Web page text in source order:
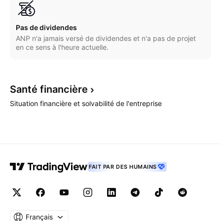
Pas de dividendes
ANP n'a jamais versé de dividendes et n'a pas de projet
en ce sens à l'heure actuelle.
Santé financière
Situation financière et solvabilité de l'entreprise
FAIT PAR DES HUMAINS
Français